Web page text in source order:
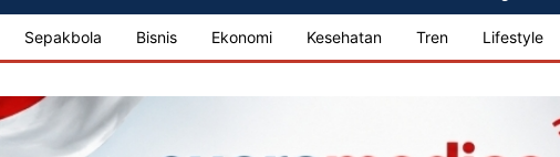
Sepakbola Bisnis Ekonomi Kesehatan Tren Lifestyle